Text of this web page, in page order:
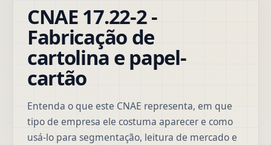
CNAE 17.22-2 -
Fabricação de
cartolina e papel-
cartão
Entenda o que este CNAE representa, em que
tipo de empresa ele costuma aparecer e como
usá-lo para segmentação, leitura de mercado e